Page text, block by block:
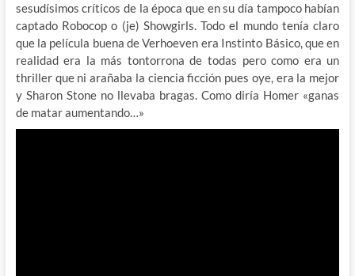
sesudísimos críticos de la época que en su día tampoco habían
captado Robocop o (je) Showgirls. Todo el mundo tenía claro
que la película buena de Verhoeven era Instinto Básico, que en
realidad era la más tontorrona de todas pero como era un
thriller que ni arañaba la ciencia ficción pues oye, era la mejor
y Sharon Stone no llevaba bragas. Como diría Homer «ganas
de matar aumentando…»